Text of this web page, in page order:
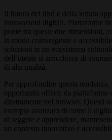
Il futuro dei libri e della lettura
innovazioni digitali. Piattaforme
ponte tra queste due dimensioni,
in modo coinvolgente e
soluzioni in un ecosistema
dell’utente si arricchisce di
di alta qualità.
Per approfondire questa
opportunità offerte da
direttamente nel browser. Questi
esempio avanzato di come il
di leggere e apprendere,
un contesto innovativo e